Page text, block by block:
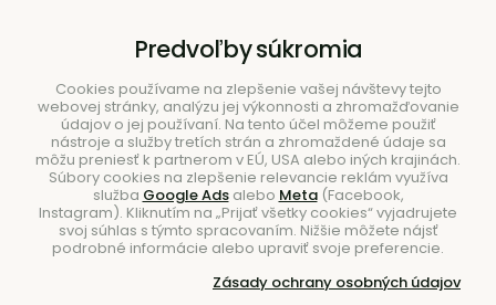
Hľadať
Predvoľby súkromia
Cookies používame na zlepšenie vašej návštevy tejto
webovej stránky, analýzu jej výkonnosti a zhromažďovanie
údajov o jej používaní. Na tento účel môžeme použiť
nástroje a služby tretích strán a zhromaždené údaje sa
môžu preniesť k partnerom v EÚ, USA alebo iných krajinách.
Súbory cookies na zlepšenie relevancie reklám využíva
služba Google Adsalebo Meta(Facebook,
Instagram). Kliknutím na „Prijať všetky cookies“ vyjadrujete
svoj súhlas s týmto spracovaním. Nižšie môžete nájsť
podrobné informácie alebo upraviť svoje preferencie.
Zásady ochrany osobných údajov